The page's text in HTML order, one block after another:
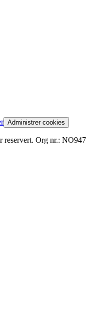
Administrer cookies
Org nr.: NO947